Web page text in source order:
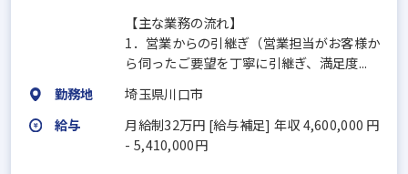
【主な業務の流れ】
1．営業からの引継ぎ（営業担当がお客様か
ら伺ったご要望を丁寧に引継ぎ、満足度...
勤務地
埼玉県川口市
給与
月給制32万円 [給与補足] 年収 4,600,000 円
- 5,410,000円